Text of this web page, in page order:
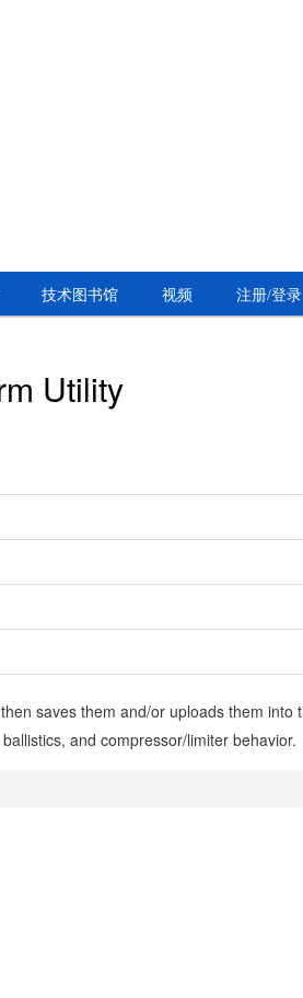
技术图书馆 视频 注册/登录
Utility
saves them and/or uploads them
and compressor/limiter behavior.